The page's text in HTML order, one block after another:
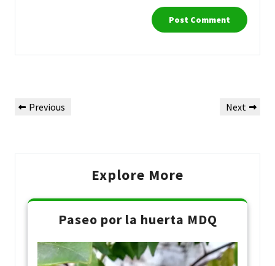
navigation
Previous
Previous
Next
Next
Explore More
Paseo por la huerta MDQ